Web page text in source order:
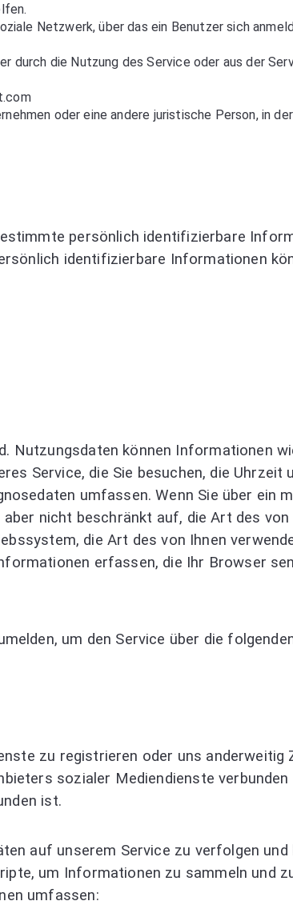
Netzwerk, über das ein Benutzer sich
durch die Nutzung des Service oder aus der
oder eine andere juristische Person, in
persönlich identifizierbare
identifizierbare Informationen
können Informationen
Service, die Sie besuchen, die Uhrzeit
umfassen. Wenn Sie über ein
nicht beschränkt auf, die Art des von
die Art des von Ihnen
erfassen, die Ihr Browser
um den Service über die
zu registrieren oder uns
sozialer Mediendienste verbunden
ist.
auf unserem Service zu verfolgen
um Informationen zu sammeln und
umfassen: